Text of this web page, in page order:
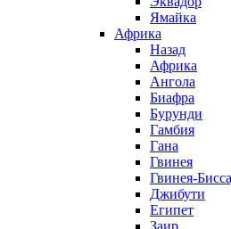
Ямайка
Африка
Назад
Африка
Ангола
Биафра
Бурунди
Гамбия
Гана
Гвинея
Гвинея-
Джибути
Египет
Заир